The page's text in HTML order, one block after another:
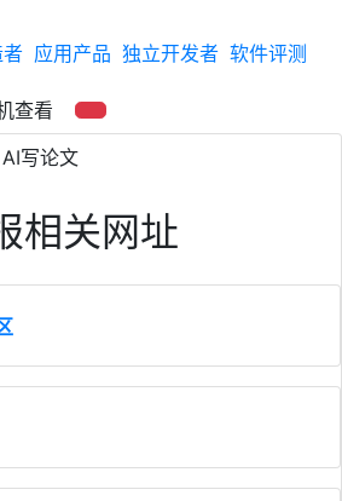
应用产品 独立开发者 软件评测
查看
AI写论文
相关网址